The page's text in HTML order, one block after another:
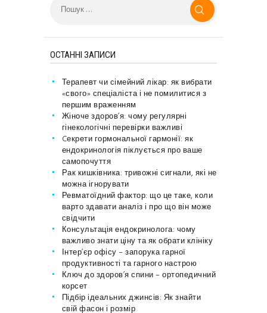
ОСТАННІ ЗАПИСИ
Терапевт чи сімейний лікар: як вибрати
«свого» спеціаліста і не помилитися з
першим враженням
Жіноче здоров’я: чому регулярні
гінекологічні перевірки важливі
Cекрети гормональної гармонії: як
ендокринологія піклується про ваше
самопочуття
Рак кишківника: тривожні сигнали, які не
можна ігнорувати
Ревматоїдний фактор: що це таке, коли
варто здавати аналіз і про що він може
свідчити
Консультація ендокринолога: чому
важливо знати ціну та як обрати клініку
Інтер’єр офісу – запорука гарної
продуктивності та гарного настрою
Ключ до здоров’я спини – ортопедичний
корсет
Підбір ідеальних джинсів: Як знайти
свій фасон і розмір